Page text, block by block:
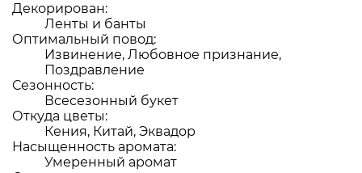
Декорирован:
Ленты и банты
Оптимальный повод:
Извинение, Любовное признание,
Поздравление
Сезонность:
Всесезонный букет
Откуда цветы:
Кения, Китай, Эквадор
Насыщенность аромата:
Умеренный аромат